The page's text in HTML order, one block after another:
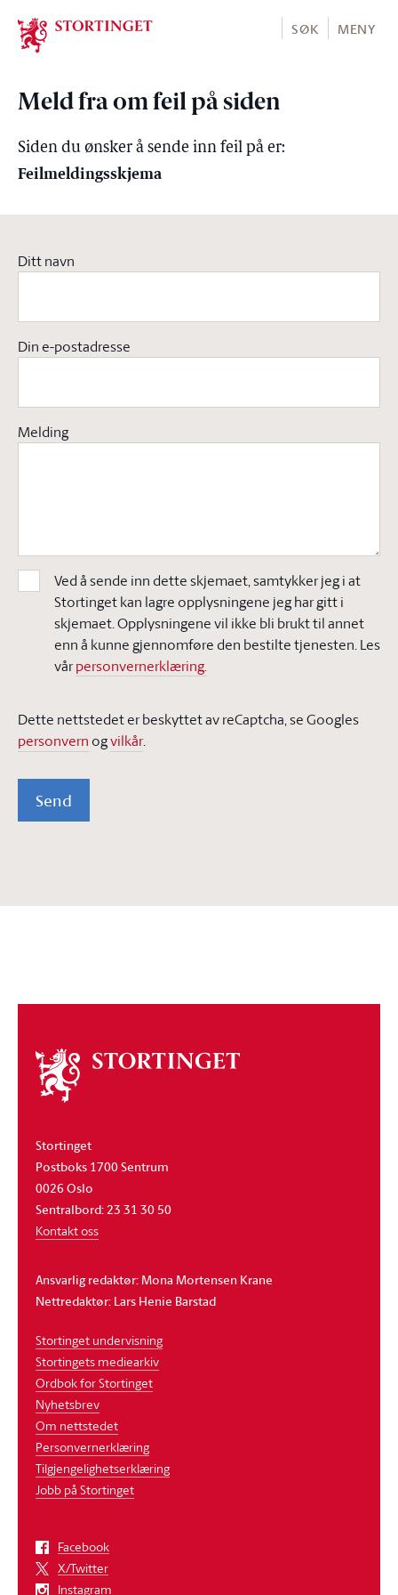
Stortinget.no
SØK MENY
Meld fra om feil på siden
Siden du ønsker å sende inn feil på er:
Feilmeldingsskjema
Ditt navn
Din e-postadresse
Melding
Ved å sende inn dette skjemaet, samtykker jeg i at
Stortinget kan lagre opplysningene jeg har gitt i
skjemaet. Opplysningene vil ikke bli brukt til annet
enn å kunne gjennomføre den bestilte tjenesten. Les
vårpersonvernerklæring.
Dette nettstedet er beskyttet av reCaptcha, se Googles
personvern ogvilkår.
Send
Om
stortinget
Stortinget
Postboks 1700 Sentrum
0026 Oslo
Sentralbord: 23 31 30 50
Kontakt oss
Ansvarlig redaktør: Mona Mortensen Krane
Nettredaktør: Lars Henie Barstad
Stortinget undervisning
Stortingets mediearkiv
Ordbok for Stortinget
Nyhetsbrev
Om nettstedet
Personvernerklæring
Tilgjengelighetserklæring
Jobb på Stortinget
Facebook
X/Twitter
Instagram